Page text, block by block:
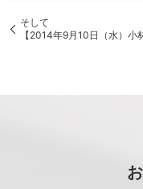
そして
【2014年9月10日（水）小